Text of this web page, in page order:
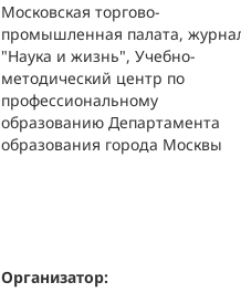
Московская торгово-
промышленная палата,
"Наука и жизнь", Учебно-
методический центр по
профессиональному
образованию Департамента
образования города Москвы
Организатор: